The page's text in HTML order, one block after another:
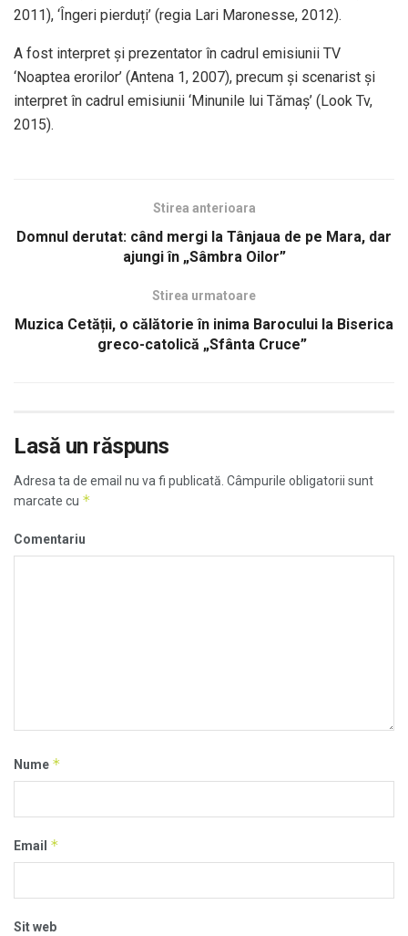
2011), ‘Îngeri pierduți’ (regia Lari Maronesse, 2012).
A fost interpret și prezentator în cadrul emisiunii TV
‘Noaptea erorilor’ (Antena 1, 2007), precum și scenarist și
interpret în cadrul emisiunii ‘Minunile lui Tămaș’ (Look Tv,
2015).
Stirea anterioara
Domnul derutat: când mergi la Tânjaua de pe Mara, dar
ajungi în „Sâmbra Oilor”
Stirea urmatoare
Muzica Cetății, o călătorie în inima Barocului la Biserica
greco-catolică „Sfânta Cruce”
Lasă un răspuns
Adresa ta de email nu va fi publicată. Câmpurile obligatorii sunt
marcate cu *
Comentariu
Nume *
Email *
Sit web